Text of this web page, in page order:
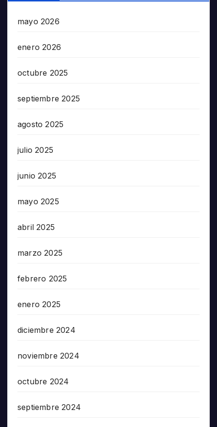
mayo 2026
enero 2026
octubre 2025
septiembre 2025
agosto 2025
julio 2025
junio 2025
mayo 2025
abril 2025
marzo 2025
febrero 2025
enero 2025
diciembre 2024
noviembre 2024
octubre 2024
septiembre 2024